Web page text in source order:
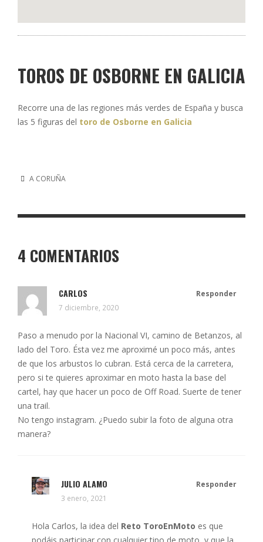
TOROS DE OSBORNE EN GALICIA
Recorre una de las regiones más verdes de España y busca
las 5 figuras del toro de Osborne en Galicia
A CORUÑA
4 COMENTARIOS
CARLOS
7 diciembre, 2020
Responder
Paso a menudo por la Nacional VI, camino de Betanzos, al
lado del Toro. Ésta vez me aproximé un poco más, antes
de que los arbustos lo cubran. Está cerca de la carretera,
pero si te quieres aproximar en moto hasta la base del
cartel, hay que hacer un poco de Off Road. Suerte de tener
una trail.
No tengo instagram. ¿Puedo subir la foto de alguna otra
manera?
JULIO ALAMO
3 enero, 2021
Responder
Hola Carlos, la idea del Reto ToroEnMoto es que